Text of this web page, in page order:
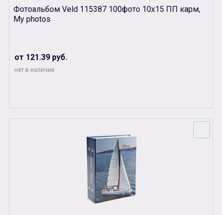
Фотоальбом Veld 115387 100фото 10х15 ПП карм,
My photos
от 121.39 руб.
нет в наличии